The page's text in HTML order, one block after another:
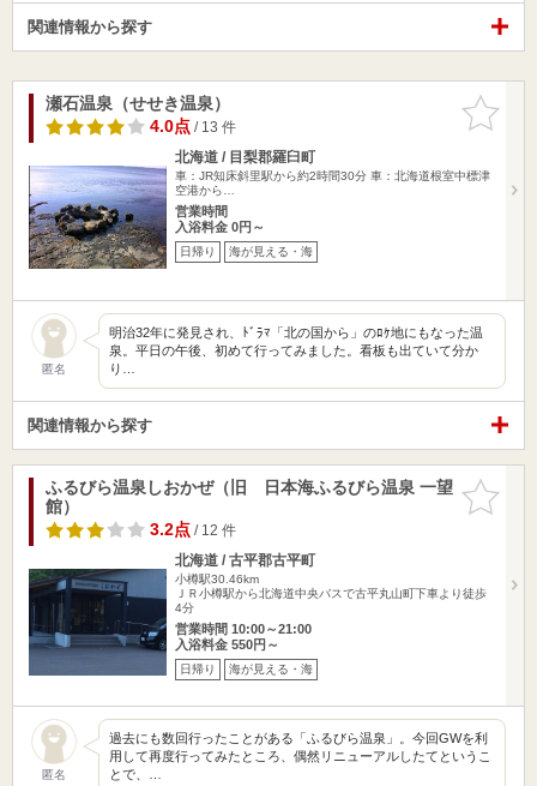
関連情報から探す
お気に入
りに追加
瀬石温泉（せせき温泉）
4.0点/ 13 件
北海道 / 目梨郡羅臼町
車：JR知床斜里駅から約2時間30分 車：北海道根室中標津
空港から…
営業時間
入浴料金 0円～
日帰り 海が見える・海
匿名
明治32年に発見され、ﾄﾞﾗﾏ「北の国から」のﾛｹ地にもなった温
泉。平日の午後、初めて行ってみました。看板も出ていて分か
り…
関連情報から探す
お気に入
りに追加
ふるびら温泉しおかぜ（旧 日本海ふるびら温泉 一望
館）
3.2点/ 12 件
北海道 / 古平郡古平町
小樽駅30.46km
ＪＲ小樽駅から北海道中央バスで古平丸山町下車より徒歩
4分
営業時間 10:00～21:00
入浴料金 550円～
日帰り 海が見える・海
匿名
過去にも数回行ったことがある「ふるびら温泉」。今回GWを利
用して再度行ってみたところ、偶然リニューアルしたてというこ
とで、…